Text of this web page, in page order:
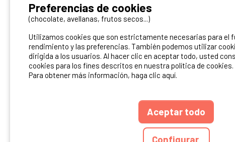
Puedes difundirlo en nuestro sitio
Contacto Ibericamp
CGU DEL SITIO
Preferencias de cookies
(chocolate, avellanas, frutos secos...)
Utilizamos cookies que son estrictamente necesarias para el
rendimiento y las preferencias. También podemos utilizar
dirigida a los usuarios. Al hacer clic en aceptar todo, usted
cookies para los fines descritos en nuestra política de cookies.
Para obtener más información, haga clic aquí.
Aceptar todo
Configurar